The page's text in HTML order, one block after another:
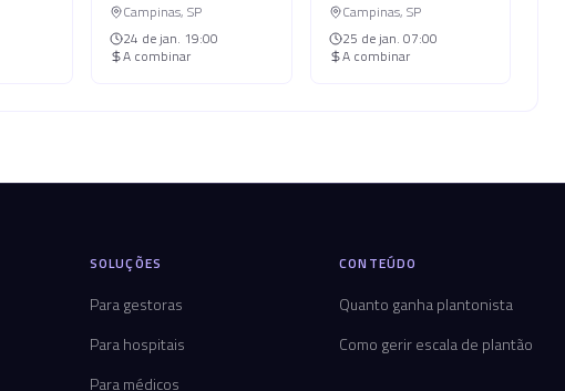
Campinas, SP
24 de jan. 19:00
A combinar
Campinas, SP
25 de jan. 07:00
A combinar
SOLUÇÕES
Para gestoras
Para hospitais
Para médicos
CONTEÚDO
Quanto ganha plantonista
Como gerir escala de plantão